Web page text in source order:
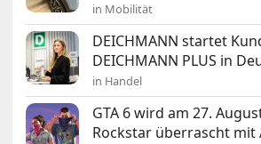
in Mobilität
DEICHMANN startet
DEICHMANN PLUS in
in Handel
GTA 6 wird am 27.
Rockstar überrascht